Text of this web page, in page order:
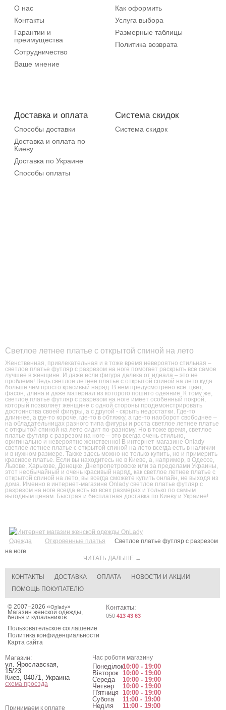
Светлое летнее платье с открытой спиной на лето
Женственная, привлекательная и в тоже время невероятно стильная –
светлое платье футляр с разрезом на ноге помогает раскрыть все самое
лучшее в женщине. И даже если фигура далека от идеала – это не
проблема! Ведь светлое летнее платье с открытой спиной на лето куда
больше чем просто красивый наряд. В нем предусмотрено все: цвет,
фасон, длина и даже материал из которого пошито одеяние. К тому же,
светлое платье футляр с разрезом на ноге имеет особенный покрой,
который позволяет женщине с одной стороны продемонстрировать
достоинства своей фигуры, а с другой - скрыть недостатки. Где-то
длиннее, а где-то короче, где-то в обтяжку, а где-то наоборот свободнее –
на обладательницах разного типа фигуры и роста светлое летнее платье
с открытой спиной на лето сидит по-разному. Но в тоже время, светлое
платье футляр с разрезом на ноге – это всегда очень стильно,
оригинально и невероятно женственно! В интернет-магазине Onlady
светлое летнее платье с открытой спиной на лето всегда есть в наличии
и в нужном размере. Также здесь можно не только купить, но и примерить
красивое платье. Если вы находитесь не в Киеве, а, например, в Одессе,
Львове, Харькове, Донецке, Днепропетровске или за пределами Украины,
этот необычайный и очень красивый наряд, как светлое летнее платье с
открытой спиной на лето, вы всегда сможете купить онлайн, не выходя из
дома. Именно в интернет-магазине Onlady светлое платье футляр с
разрезом на ноге всегда есть во всех размерах и только по самым
выгодным ценам. Быстрая и бесплатная доставка по Киеву и Украине!
ЧИТАТЬ ДАЛЬШЕ →
О нас
Контакты
Гарантии и
преимущества
Сотрудничество
Ваше мнение
Как оформить
Услуга выбора
Размерные таблицы
Политика возврата
Доставка и оплата
Способы доставки
Доставка и оплата по
Киеву
Доставка по Украине
Способы оплаты
Система скидок
Система скидок
Одежда Откровенные платья
Светлое платье футляр с разрезом
на ноге
КОНТАКТЫ ДОСТАВКА ОПЛАТА
НОВОСТИ И АКЦИИ
ПОМОЩЬ ПОКУПАТЕЛЮ
© 2007–2026 «Onlady»
Магазин женской одежды,
белья и купальников
Пользовательское соглашение
Политика конфиденциальности
Карта сайта
Контакты:
050 413 43 63
Магазин:
ул. Ярославская,
15/23
Киев, 04071, Украина
схема проезда
Час роботи магазину
Понеділок10:00 - 19:00
Вівторок 10:00 - 19:00
Середа
10:00 - 19:00
Четвер
10:00 - 19:00
П'ятниця 10:00 - 19:00
Субота
11:00 - 19:00
Неділя
11:00 - 19:00
Принимаем к оплате